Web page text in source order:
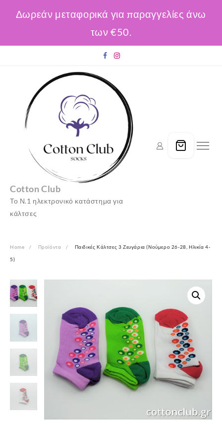
Δωρεάν μεταφορικά για παραγγελίες άνω
των €50.
Cotton Club
Το Ν.1 ηλεκτρονικό κατάστημα για
κάλτσες
Home Προϊόντα Παιδικές Κάλτσες 3 Ζευγάρια (Νούμερο 26-28, Ηλικία 4-
5)